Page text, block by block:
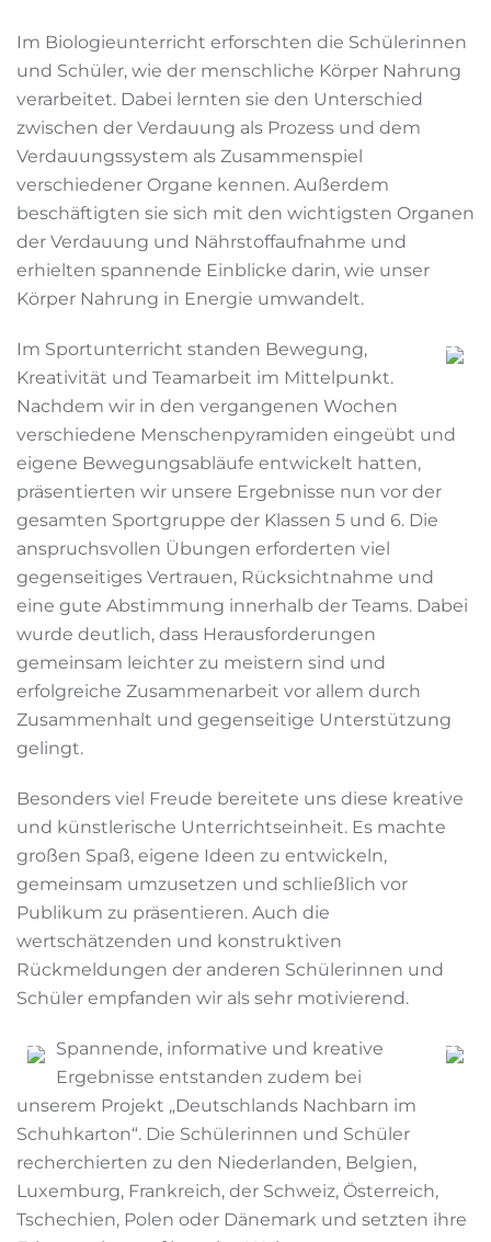
Im Biologieunterricht erforschten die Schülerinnen
und Schüler, wie der menschliche Körper Nahrung
verarbeitet. Dabei lernten sie den Unterschied
zwischen der Verdauung als Prozess und dem
Verdauungssystem als Zusammenspiel
verschiedener Organe kennen. Außerdem
beschäftigten sie sich mit den wichtigsten Organen
der Verdauung und Nährstoffaufnahme und
erhielten spannende Einblicke darin, wie unser
Körper Nahrung in Energie umwandelt.
Im Sportunterricht standen Bewegung,
Kreativität und Teamarbeit im Mittelpunkt.
Nachdem wir in den vergangenen Wochen
verschiedene Menschenpyramiden eingeübt und
eigene Bewegungsabläufe entwickelt hatten,
präsentierten wir unsere Ergebnisse nun vor der
gesamten Sportgruppe der Klassen 5 und 6. Die
anspruchsvollen Übungen erforderten viel
gegenseitiges Vertrauen, Rücksichtnahme und
eine gute Abstimmung innerhalb der Teams. Dabei
wurde deutlich, dass Herausforderungen
gemeinsam leichter zu meistern sind und
erfolgreiche Zusammenarbeit vor allem durch
Zusammenhalt und gegenseitige Unterstützung
gelingt.
Besonders viel Freude bereitete uns diese kreative
und künstlerische Unterrichtseinheit. Es machte
großen Spaß, eigene Ideen zu entwickeln,
gemeinsam umzusetzen und schließlich vor
Publikum zu präsentieren. Auch die
wertschätzenden und konstruktiven
Rückmeldungen der anderen Schülerinnen und
Schüler empfanden wir als sehr motivierend.
Spannende, informative und kreative
Ergebnisse entstanden zudem bei
unserem Projekt „Deutschlands Nachbarn im
Schuhkarton“. Die Schülerinnen und Schüler
recherchierten zu den Niederlanden, Belgien,
Luxemburg, Frankreich, der Schweiz, Österreich,
Tschechien, Polen oder Dänemark und setzten ihre